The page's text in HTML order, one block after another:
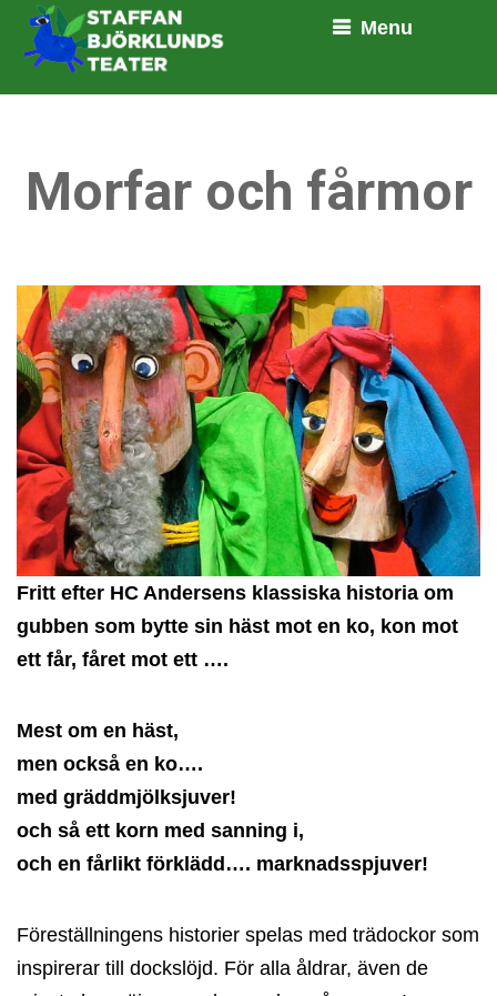
Menu
Morfar och fårmor
Fritt efter HC Andersens klassiska historia om
gubben som bytte sin häst mot en ko, kon mot
ett får, fåret mot ett ….
Mest om en häst,
men också en ko….
med gräddmjölksjuver!
och så ett korn med sanning i,
och en fårlikt förklädd…. marknadsspjuver!
Föreställningens historier spelas med trädockor som
inspirerar till dockslöjd. För alla åldrar, även de